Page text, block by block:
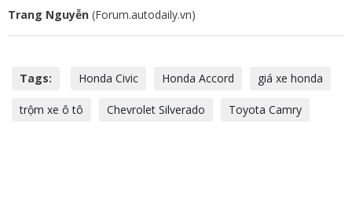
Trang Nguyễn (Forum.autodaily.vn)
Tags: Honda Civic Honda Accord giá xe honda
trộm xe ô tô Chevrolet Silverado Toyota Camry